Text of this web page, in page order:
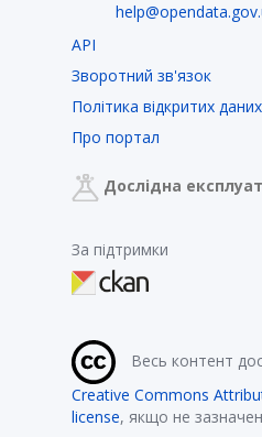
API
Зворотний зв'язок
Політика відкритих даних
Про портал
Дослідна
За підтримки
Весь контент
Creative Commons
license, якщо не